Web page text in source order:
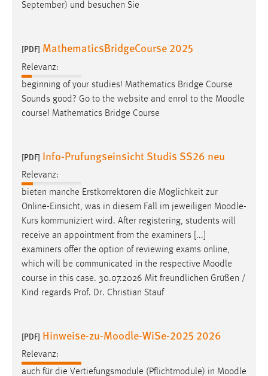
September) und besuchen Sie
[PDF] MathematicsBridgeCourse 2025
Relevanz:
beginning of your studies! Mathematics Bridge Course
Sounds good? Go to the website and enrol to the Moodle
course! Mathematics Bridge Course
[PDF] Info-Prufungseinsicht Studis SS26 neu
Relevanz:
bieten manche Erstkorrektoren die Möglichkeit zur
Online-Einsicht, was in diesem Fall im jeweiligen Moodle-
Kurs kommuniziert wird. After registering, students will
receive an appointment from the examiners [...]
examiners offer the option of reviewing exams online,
which will be communicated in the respective Moodle
course in this case. 30.07.2026 Mit freundlichen Grüßen /
Kind regards Prof. Dr. Christian Stauf
[PDF] Hinweise-zu-Moodle-WiSe-2025 2026
Relevanz:
auch für die Vertiefungsmodule (Pflichtmodule) in Moodle